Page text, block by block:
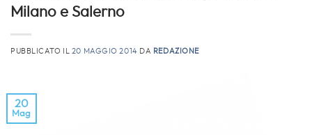
Milano e Salerno
PUBBLICATO IL 20 MAGGIO 2014 DA REDAZIONE
20
Mag